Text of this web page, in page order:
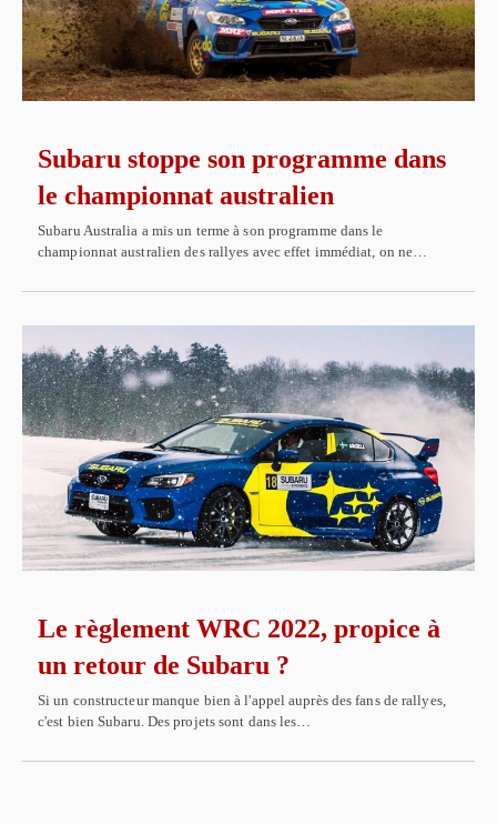
Subaru stoppe son programme dans
le championnat australien
Subaru Australia a mis un terme à son programme dans le
championnat australien des rallyes avec effet immédiat, on ne…
Le règlement WRC 2022, propice à
un retour de Subaru ?
Si un constructeur manque bien à l'appel auprès des fans de rallyes,
c'est bien Subaru. Des projets sont dans les…